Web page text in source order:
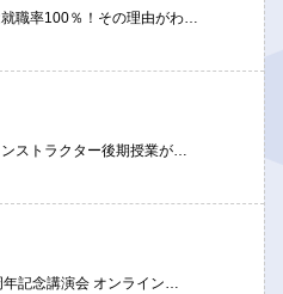
職率100％！その理由がわ…
ストラクター後期授業が…
記念講演会 オンライン…